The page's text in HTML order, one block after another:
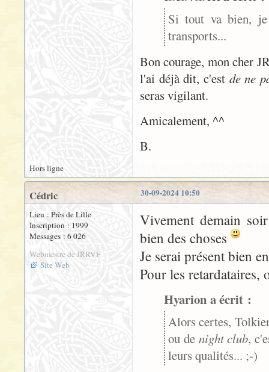
Si tout va bien, je
transports...
Bon courage, mon cher
l'ai déjà dit, c'est de ne
seras vigilant.
Amicalement, ^^
B.
Hors ligne
30-09-2024 10:50
Cédric
Lieu : Près de Lille
Inscription : 1999
Messages : 6 026
Webmestre de JRRVF
Site Web
Vivement demain
bien des choses
Je serai présent bien
Pour les retardataires,
Hyarion a écrit :
Alors certes,
ou de night club,
leurs qualités... ;-)